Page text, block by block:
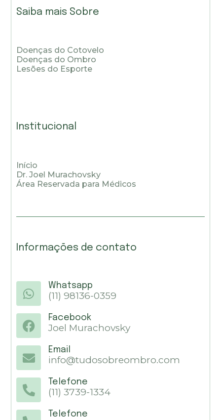
Saiba mais Sobre
Doenças do Cotovelo
Doenças do Ombro
Lesões do Esporte
Institucional
Início
Dr. Joel Murachovsky
Área Reservada para Médicos
Informações de contato
Whatsapp
(11) 98136-0359
Facebook
Joel Murachovsky
Email
info@tudosobreombro.com
Telefone
(11) 3739-1334
Telefone